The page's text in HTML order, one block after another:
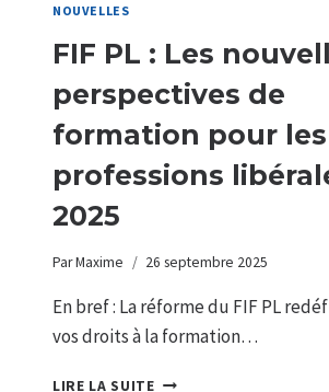
NOUVELLES
FIF PL : Les
perspectives de
formation pour les
professions
2025
ParMaxime 26 septembre 2025
En bref : La réforme du FIF PL
vos droits à la formation…
LIRE LA SUITEFIF